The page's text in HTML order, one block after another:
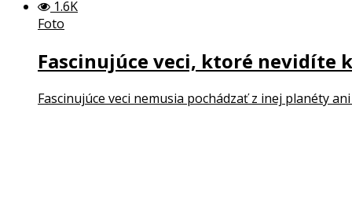
1.6K
Foto
Fascinujúce veci, ktoré nevidíte
Fascinujúce veci nemusia pochádzať z inej planéty